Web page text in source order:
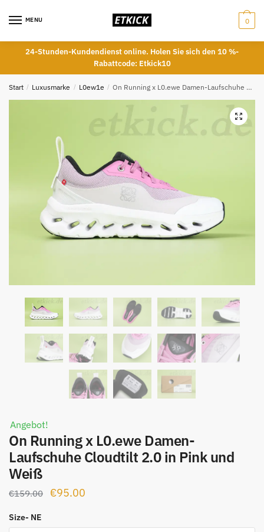
MENU 0
24-Stunden-Kundendienst online. Holen Sie sich den 10 %-
Rabattcode: Etkick10
Start / Luxusmarke / L0ew1e / On Running x L0.ewe Damen-Laufschuhe Cloudtilt 2.0 in Pink und Weiß
Angebot!
On Running x L0.ewe Damen-
Laufschuhe Cloudtilt 2.0 in Pink und
Weiß
€159.00
Ursprünglicher
€95.00
Size- NE